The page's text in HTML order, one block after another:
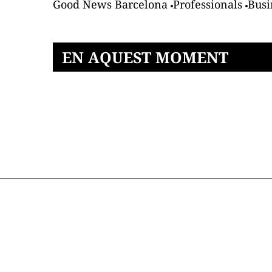
Good News Barcelona Professionals
EN AQUEST MOMENT